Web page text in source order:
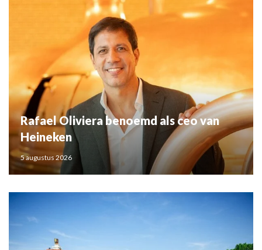
Rafael Oliviera benoemd als ceo van
Heineken
5 augustus 2026